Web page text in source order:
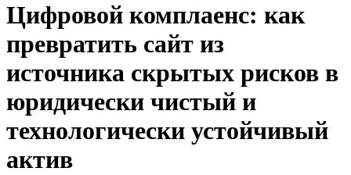
Цифровой комплаенс: как
превратить сайт из
источника скрытых рисков в
юридически чистый и
технологически устойчивый
актив